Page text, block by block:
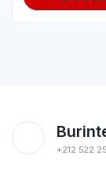
+212 522